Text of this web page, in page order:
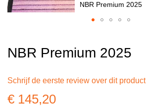
NBR Premium 2025
het
van
afbeeldingen-
NBR Premium 2025
Schrijf de eerste review over dit product
€ 145,20